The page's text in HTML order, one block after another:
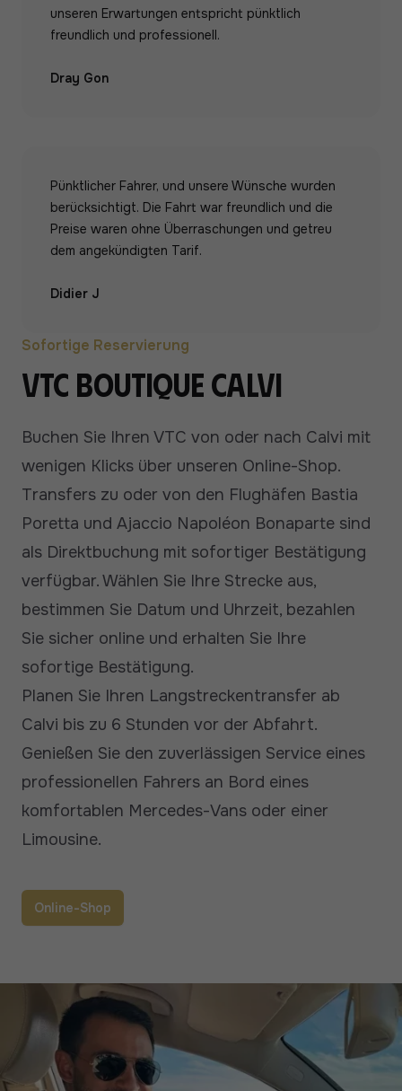
unseren Erwartungen entspricht pünktlich
freundlich und professionell.
Dray Gon
Pünktlicher Fahrer, und unsere Wünsche wurden
berücksichtigt. Die Fahrt war freundlich und die
Preise waren ohne Überraschungen und getreu
dem angekündigten Tarif.
Didier J
Sofortige Reservierung
VTC Boutique Calvi
Buchen Sie Ihren VTC von oder nach Calvi mit
wenigen Klicks über unseren Online-Shop.
Transfers zu oder von den Flughäfen Bastia
Poretta und Ajaccio Napoléon Bonaparte sind
als Direktbuchung mit sofortiger Bestätigung
verfügbar. Wählen Sie Ihre Strecke aus,
bestimmen Sie Datum und Uhrzeit, bezahlen
Sie sicher online und erhalten Sie Ihre
sofortige Bestätigung.
Planen Sie Ihren Langstreckentransfer ab
Calvi bis zu 6 Stunden vor der Abfahrt.
Genießen Sie den zuverlässigen Service eines
professionellen Fahrers an Bord eines
komfortablen Mercedes-Vans oder einer
Limousine.
Online-Shop